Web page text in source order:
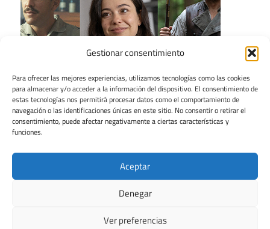
Gestionar consentimiento
Para ofrecer las mejores experiencias, utilizamos tecnologías como las cookies
para almacenar y/o acceder a la información del dispositivo. El consentimiento de
estas tecnologías nos permitirá procesar datos como el comportamiento de
navegación o las identificaciones únicas en este sitio. No consentir o retirar el
consentimiento, puede afectar negativamente a ciertas características y
funciones.
Aceptar
Denegar
Ver preferencias